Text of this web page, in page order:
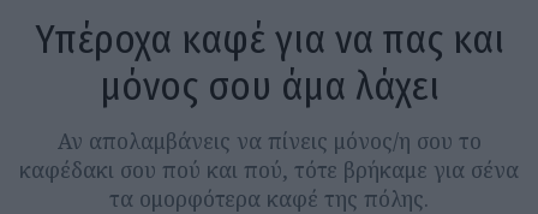
Υπέροχα καφέ για να πας και
μόνος σου άμα λάχει
Αν απολαμβάνεις να πίνεις μόνος/η σου το
καφέδακι σου πού και πού, τότε βρήκαμε για σένα
τα ομορφότερα καφέ της πόλης.